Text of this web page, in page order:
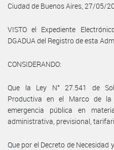
Ciudad de Buenos Aires, 27/05/
VISTO el Expediente
DGADUA del Registro de esta
CONSIDERANDO:
Que la Ley N° 27.541 de
Productiva en el Marco de la
emergencia pública en
administrativa, previsional,
Que por el Decreto de Necesidad